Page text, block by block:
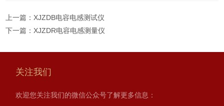
上一篇：XJZDB电容电感测试仪
下一篇：XJZDR电容电感测量仪
关注我们
欢迎您关注我们的微信公众号了解更多信息：